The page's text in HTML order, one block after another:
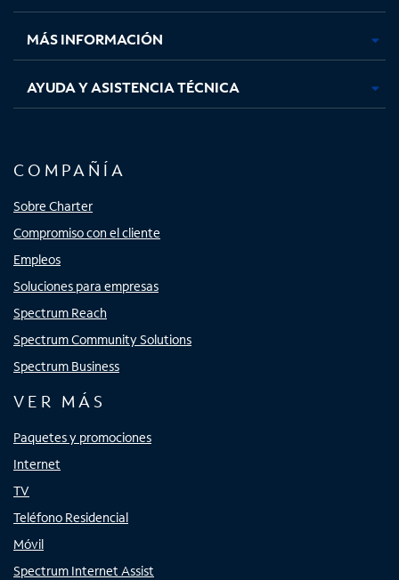
nuevanuevanuevanueva
MÁS INFORMACIÓN
AYUDA Y ASISTENCIA TÉCNICA
COMPAÑÍA
Sobre Charter
Compromiso con el cliente
Empleos
Soluciones para empresas
Spectrum Reach
Spectrum Community Solutions
Spectrum Business
VER MÁS
Paquetes y promociones
Internet
TV
Teléfono Residencial
Móvil
Spectrum Internet Assist